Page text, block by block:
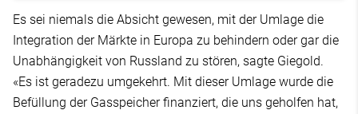
Es sei niemals die Absicht gewesen, mit der Umlage die
Integration der Märkte in Europa zu behindern oder gar die
Unabhängigkeit von Russland zu stören, sagte Giegold.
«Es ist geradezu umgekehrt. Mit dieser Umlage wurde die
Befüllung der Gasspeicher finanziert, die uns geholfen hat,